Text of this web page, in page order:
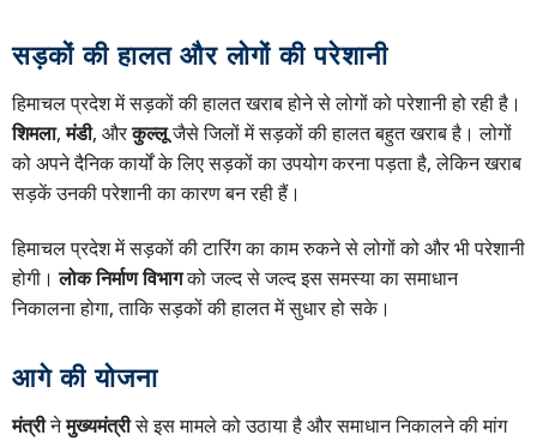
सड़कों की हालत और लोगों की परेशानी
हिमाचल प्रदेश में सड़कों की हालत खराब होने से लोगों को परेशानी हो रही है।
शिमला,मंडी, औरकुल्लूजैसे जिलों में सड़कों की हालत बहुत खराब है। लोगों
को अपने दैनिक कार्यों के लिए सड़कों का उपयोग करना पड़ता है, लेकिन खराब
सड़कें उनकी परेशानी का कारण बन रही हैं।
हिमाचल प्रदेश में सड़कों की टारिंग का काम रुकने से लोगों को और भी परेशानी
होगी।लोक निर्माण विभागको जल्द से जल्द इस समस्या का समाधान
निकालना होगा, ताकि सड़कों की हालत में सुधार हो सके।
आगे की योजना
मंत्रीनेमुख्यमंत्रीसे इस मामले को उठाया है और समाधान निकालने की मांग